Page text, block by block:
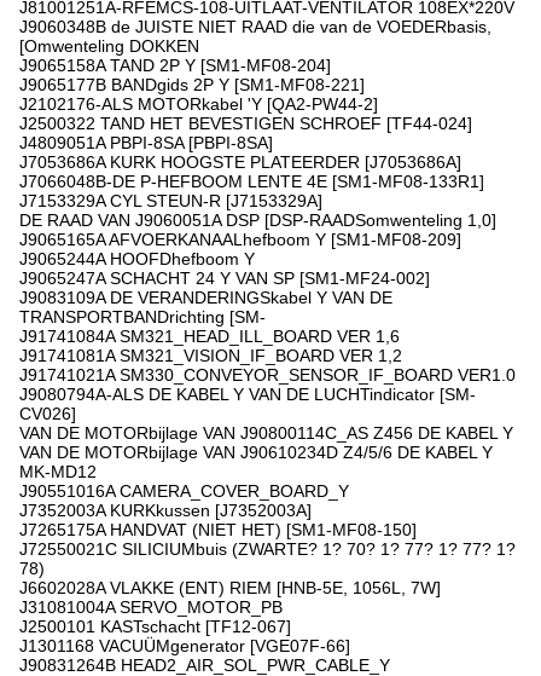
J81001251A-RFEMCS-108-UITLAAT-VENTILATOR 108EX*220V
J9060348B de JUISTE NIET RAAD die van de VOEDERbasis,
[Omwenteling DOKKEN
J9065158A TAND 2P Y [SM1-MF08-204]
J9065177B BANDgids 2P Y [SM1-MF08-221]
J2102176-ALS MOTORkabel 'Y [QA2-PW44-2]
J2500322 TAND HET BEVESTIGEN SCHROEF [TF44-024]
J4809051A PBPI-8SA [PBPI-8SA]
J7053686A KURK HOOGSTE PLATEERDER [J7053686A]
J7066048B-DE P-HEFBOOM LENTE 4E [SM1-MF08-133R1]
J7153329A CYL STEUN-R [J7153329A]
DE RAAD VAN J9060051A DSP [DSP-RAADSomwenteling 1,0]
J9065165A AFVOERKANAALhefboom Y [SM1-MF08-209]
J9065244A HOOFDhefboom Y
J9065247A SCHACHT 24 Y VAN SP [SM1-MF24-002]
J9083109A DE VERANDERINGSkabel Y VAN DE
TRANSPORTBANDrichting [SM-
J91741084A SM321_HEAD_ILL_BOARD VER 1,6
J91741081A SM321_VISION_IF_BOARD VER 1,2
J91741021A SM330_CONVEYOR_SENSOR_IF_BOARD VER1.0
J9080794A-ALS DE KABEL Y VAN DE LUCHTindicator [SM-
CV026]
VAN DE MOTORbijlage VAN J90800114C_AS Z456 DE KABEL Y
VAN DE MOTORbijlage VAN J90610234D Z4/5/6 DE KABEL Y
MK-MD12
J90551016A CAMERA_COVER_BOARD_Y
J7352003A KURKkussen [J7352003A]
J7265175A HANDVAT (NIET HET) [SM1-MF08-150]
J72550021C SILICIUMbuis (ZWARTE? 1? 70? 1? 77? 1? 77? 1?
78)
J6602028A VLAKKE (ENT) RIEM [HNB-5E, 1056L, 7W]
J31081004A SERVO_MOTOR_PB
J2500101 KASTschacht [TF12-067]
J1301168 VACUÜMgenerator [VGE07F-66]
J90831264B HEAD2_AIR_SOL_PWR_CABLE_Y